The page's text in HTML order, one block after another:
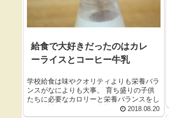
給食で大好きだったのはカレ
ーライスとコーヒー牛乳
学校給食は味やクオリティよりも栄養バラ
ンスがなによりも大事。 育ち盛りの子供
たちに必要なカロリーと栄養バランスをし
っかり補給してくれる学校...
2018.08.20